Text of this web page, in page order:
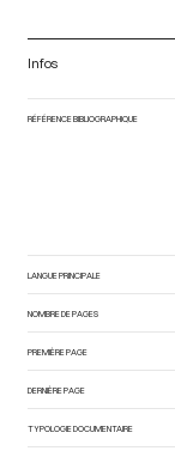
Infos
RÉFÉRENCE BIBLIOGRAPHIQUE
LANGUE PRINCIPALE
NOMBRE DE PAGES
PREMIÈRE PAGE
DERNIÈRE PAGE
TYPOLOGIE DOCUMENTAIRE